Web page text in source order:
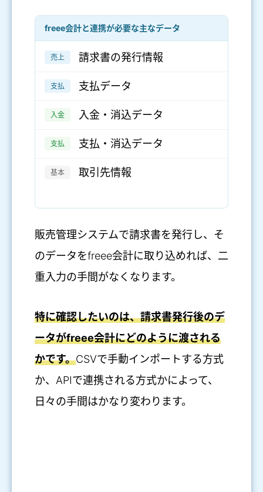
freee会計と連携が必要な主なデータ
売上 請求書の発行情報
支払 支払データ
入金 入金・消込データ
支払 支払・消込データ
基本 取引先情報
販売管理システムで請求書を発行し、そ
のデータをfreee会計に取り込めれば、二
重入力の手間がなくなります。
特に確認したいのは、請求書発行後のデ
ータがfreee会計にどのように渡される
かです。CSVで手動インポートする方式
か、APIで連携される方式かによって、
日々の手間はかなり変わります。